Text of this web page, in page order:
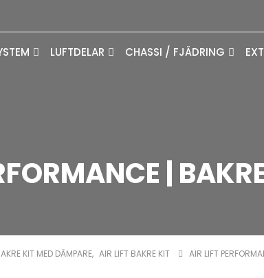
LUFTDELAR CHASSI / FJÄDRING
|
KIT MED DÄMPARE, AIR LIFT BAKRE KIT AIR LIFT